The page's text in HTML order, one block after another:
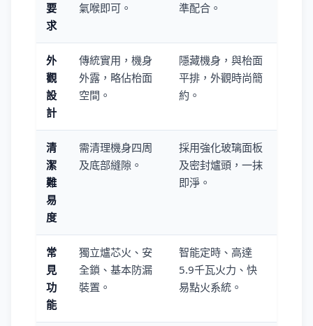
要
求
氣喉即可。
準配合。
外
觀
設
計
傳統實用，機身
外露，略佔枱面
空間。
隱藏機身，與枱面
平排，外觀時尚簡
約。
清
潔
難
易
度
需清理機身四周
及底部縫隙。
採用強化玻璃面板
及密封爐頭，一抹
即淨。
常
見
功
能
獨立爐芯火、安
全鎖、基本防漏
裝置。
智能定時、高達
5.9千瓦火力、快
易點火系統。